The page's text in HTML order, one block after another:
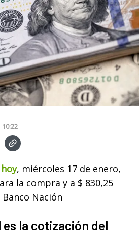
10:22
, miércoles 17 de enero,
la compra y a $ 830,25
Nación
es la cotización del